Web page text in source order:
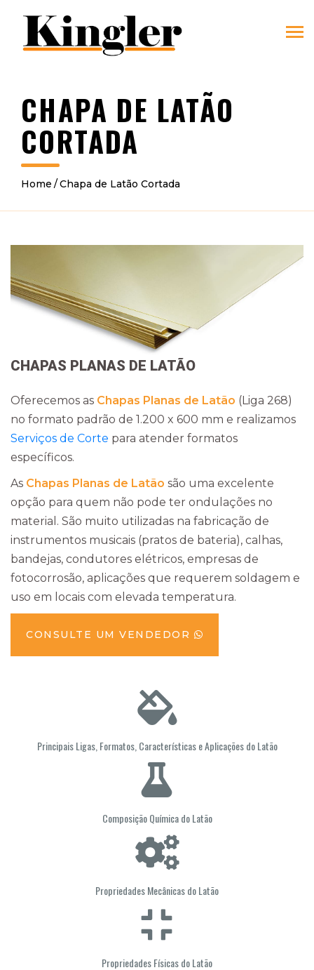
CHAPA DE LATÃO
CORTADA
Home Chapa de Latão Cortada
CHAPAS PLANAS DE LATÃO
Oferecemos as Chapas Planas de Latão (Liga 268)
no formato padrão de 1.200 x 600 mm e realizamos
Serviços de Corte para atender formatos
específicos.
As Chapas Planas de Latão são uma excelente
opção para quem não pode ter ondulações no
material. São muito utilizadas na fabricação de
instrumentos musicais (pratos de bateria), calhas,
bandejas, condutores elétricos, empresas de
fotocorrosão, aplicações que requerem soldagem e
uso em locais com elevada temperatura.
CONSULTE UM VENDEDOR
Principais Ligas, Formatos, Características e Aplicações do Latão
Composição Química do Latão
Propriedades Mecânicas do Latão
Propriedades Físicas do Latão